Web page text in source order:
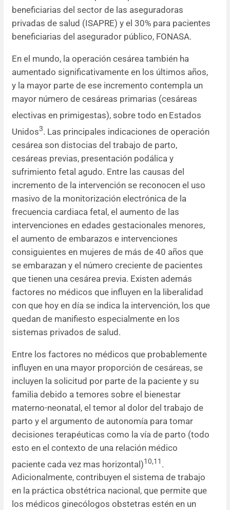
beneficiarias del sector de las aseguradoras
privadas de salud (ISAPRE) y el 30% para pacientes
beneficiarias del asegurador público, FONASA.
En el mundo, la operación cesárea también ha
aumentado significativamente en los últimos años,
y la mayor parte de ese incremento contempla un
mayor número de cesáreas primarias (cesáreas
electivas en primigestas), sobre todo en Estados
Unidos3. Las principales indicaciones de operación
cesárea son distocias del trabajo de parto,
cesáreas previas, presentación podálica y
sufrimiento fetal agudo. Entre las causas del
incremento de la intervención se reconocen el uso
masivo de la monitorización electrónica de la
frecuencia cardiaca fetal, el aumento de las
intervenciones en edades gestacionales menores,
el aumento de embarazos e intervenciones
consiguientes en mujeres de más de 40 años que
se embarazan y el número creciente de pacientes
que tienen una cesárea previa. Existen además
factores no médicos que influyen en la liberalidad
con que hoy en día se indica la intervención, los que
quedan de manifiesto especialmente en los
sistemas privados de salud.
Entre los factores no médicos que probablemente
influyen en una mayor proporción de cesáreas, se
incluyen la solicitud por parte de la paciente y su
familia debido a temores sobre el bienestar
materno-neonatal, el temor al dolor del trabajo de
parto y el argumento de autonomía para tomar
decisiones terapéuticas como la vía de parto (todo
esto en el contexto de una relación médico
paciente cada vez mas horizontal)10,11 .
Adicionalmente, contribuyen el sistema de trabajo
en la práctica obstétrica nacional, que permite que
los médicos ginecólogos obstetras estén en un